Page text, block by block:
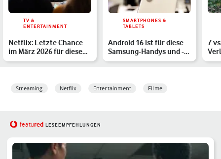
TV &
ENTERTAINMENT
Netflix: Letzte Chance
im März 2026 für diese
Serien & Filme
SMARTPHONES &
TABLETS
Android 16 ist für diese
Samsung-Handys und -
Tablets erschienen
7
Streaming Netflix Entertainment Filme
featured LESEEMPFEHLUNGEN